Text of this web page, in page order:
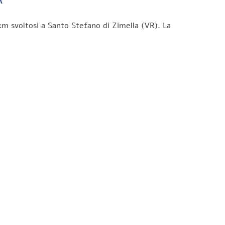
svoltosi a Santo Stefano di Zimella (VR). La